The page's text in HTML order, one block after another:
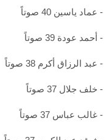
- عماد ياسين 40 صوتاً
- أحمد عودة 39 صوتاً
- عبد الرزاق أكرم 38 صوتاً
- خلف جلال 37 صوتاً
- غالب عباس 37 صوتاً